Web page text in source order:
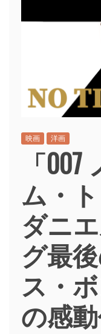
映画 洋画
「
ム・
ダニ
グ最
ス・
の感